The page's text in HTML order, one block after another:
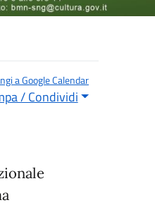
a Google Calendar
/ Condividi